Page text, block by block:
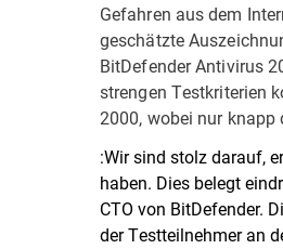
Gefahren aus dem
geschätzte
BitDefender Antivirus
strengen Testkriterien
2000, wobei nur
:Wir sind stolz darauf,
haben. Dies belegt
CTO von BitDefender.
der Testteilnehmer an